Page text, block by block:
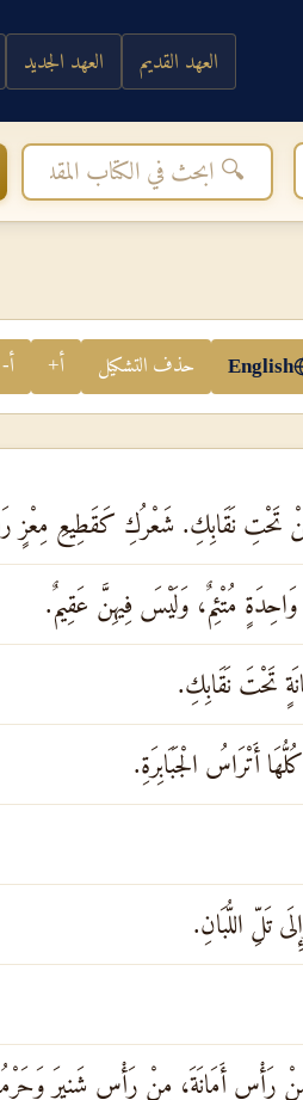
العهد القديم العهد الجديد
English حذف التشكيل أ+ أ-
مِنْ تَحْتِ نَقَابِكِ. شَعْرُكِ كَقَطِيعِ
مُتْئِمٌ، وَلَيْسَ فِيهِنَّ عَقِيمٌ.
تَحْتَ نَقَابِكِ.
أَتْرَاسُ الْجَبَابِرَةِ.
تَلِّ اللُّبَانِ.
رَأْسِ أَمَانَةَ، مِنْ رَأْسِ شَنِيرَ